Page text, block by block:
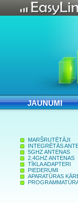
JAUNUMI
MARŠRUTĒTĀJI
INTEGRĒTĀS
5GHZ ANTENAS
2.4GHZ ANTENAS
TĪKLA ADAPTERI
PIEDERUMI
APARATŪRAS